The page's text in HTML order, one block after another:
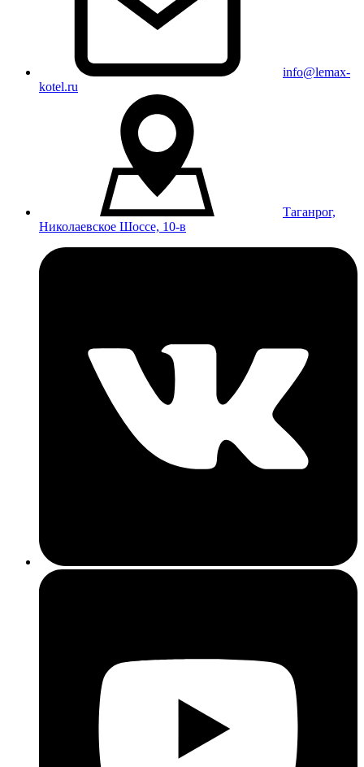
info@lemax-
kotel.ru
Таганрог,
Николаевское Шоссе, 10-в